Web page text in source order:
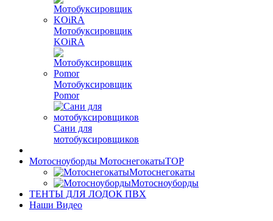
Мотобуксировщик
KOiRA
Мотобуксировщик
Pomor
Сани для
мотобуксировщиков
Мотосноуборды МотоснегокатыTOP
Мотоснегокаты
Мотосноуборды
ТЕНТЫ ДЛЯ ЛОДОК ПВХ
Наши Видео